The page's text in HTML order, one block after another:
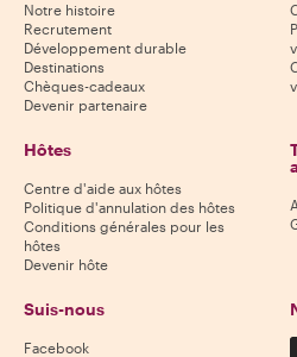
Notre histoire
Recrutement
Développement durable
Destinations
Chèques-cadeaux
Devenir partenaire
Hôtes
Centre d'aide aux hôtes
Politique d'annulation des hôtes
Conditions générales pour les
hôtes
Devenir hôte
Suis-nous
Facebook